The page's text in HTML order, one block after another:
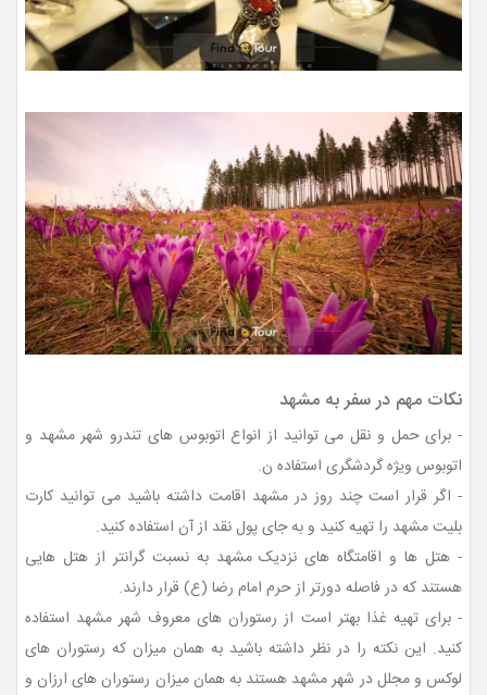
نکات مهم در سفر به مشهد
- برای حمل و نقل می توانید از انواع اتوبوس های تندرو شهر مشهد و
اتوبوس ویژه گردشگری استفاده ن.
- اگر قرار است چند روز در مشهد اقامت داشته باشید می توانید کارت
بلیت مشهد را تهیه کنید و به جای پول نقد از آن استفاده کنید.
- هتل ها و اقامتگاه های نزدیک مشهد به نسبت گرانتر از هتل هایی
هستند که در فاصله دورتر از حرم امام رضا (ع) قرار دارند.
- برای تهیه غذا بهتر است از رستوران های معروف شهر مشهد استفاده
کنید. این نکته را در نظر داشته باشید به همان میزان که رستوران های
لوکس و مجلل در شهر مشهد هستند به همان میزان رستوران های ارزان و